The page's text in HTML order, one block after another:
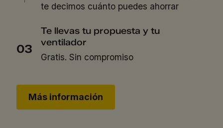
te decimos cuánto puedes ahorrar
03
Te llevas tu propuesta y tu
ventilador
Gratis. Sin compromiso
Más información